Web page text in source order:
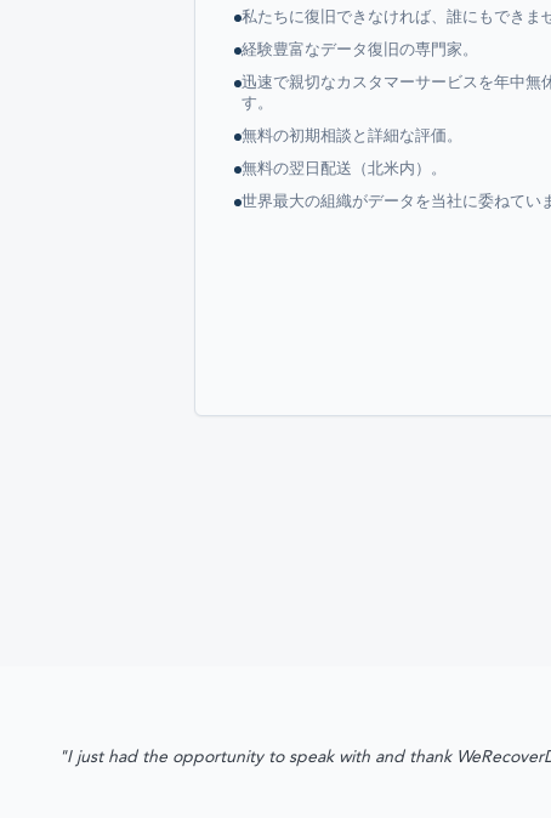
私たちに復旧できなければ、誰にもできま
経験豊富なデータ復旧の専門家。
迅速で親切なカスタマーサービスを年中無
す。
無料の初期相談と詳細な評価。
無料の翌日配送（北米内）。
世界最大の組織がデータを当社に委ねてい
"I just had the opportunity to speak with and thank